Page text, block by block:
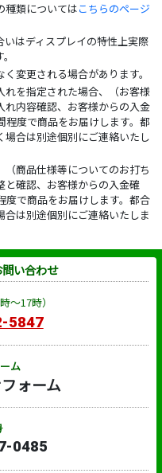
種類についてはこちらのページ
はディスプレイの特性上実際
変更される場合があります。
れを指定された場合、（お客様
れ内容確認、お客様からの入金
度で商品をお届けします。都
合は別途個別にご連絡いたし
（商品仕様等についてのお打ち
と確認、お客様からの入金確
度で商品をお届けします。都合
は別途個別にご連絡いたしま
い合わせ
～17時）
5847
ム
ォーム
0485